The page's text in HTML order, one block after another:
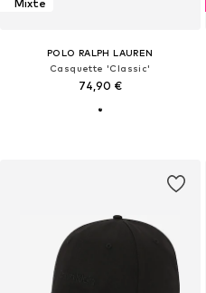
Mixte
POLO RALPH LAUREN
Casquette 'Classic'
74,90 €